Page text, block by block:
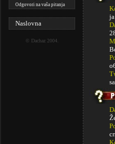
Odgovori na vaša pitanja
Naslovna
© Dachaz2004.